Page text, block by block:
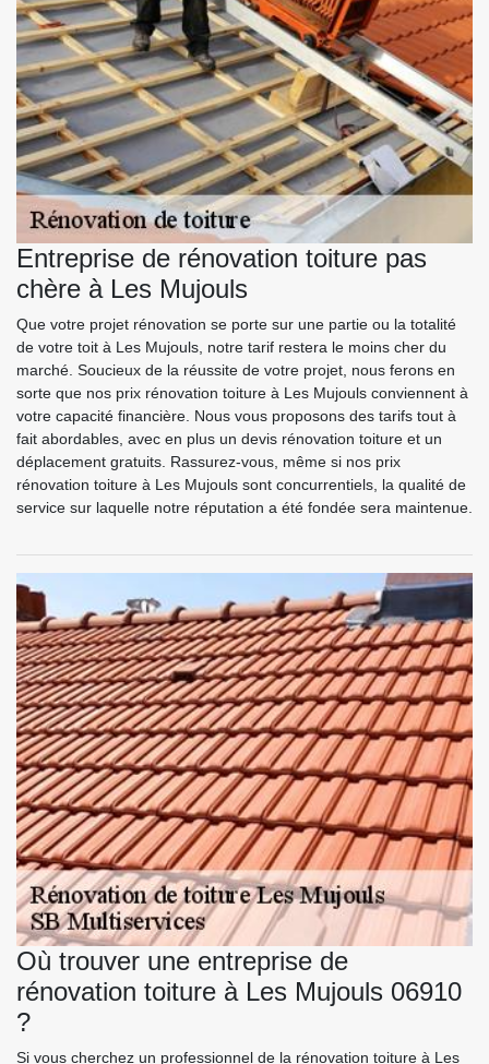
Entreprise de rénovation toiture pas
chère à Les Mujouls
Que votre projet rénovation se porte sur une partie ou la totalité
de votre toit à Les Mujouls, notre tarif restera le moins cher du
marché. Soucieux de la réussite de votre projet, nous ferons en
sorte que nos prix rénovation toiture à Les Mujouls conviennent à
votre capacité financière. Nous vous proposons des tarifs tout à
fait abordables, avec en plus un devis rénovation toiture et un
déplacement gratuits. Rassurez-vous, même si nos prix
rénovation toiture à Les Mujouls sont concurrentiels, la qualité de
service sur laquelle notre réputation a été fondée sera maintenue.
Où trouver une entreprise de
rénovation toiture à Les Mujouls 06910
?
Si vous cherchez un professionnel de la rénovation toiture à Les